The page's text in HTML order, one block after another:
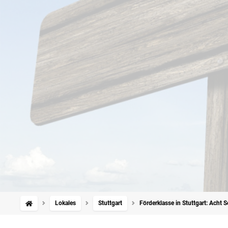
Lokales Stuttgart Förderklasse in Stuttgart: Acht